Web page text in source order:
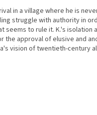
in a village where he is
struggle with authority in
seems to rule it. K.'s isolation
the approval of elusive and
vision of twentieth-century